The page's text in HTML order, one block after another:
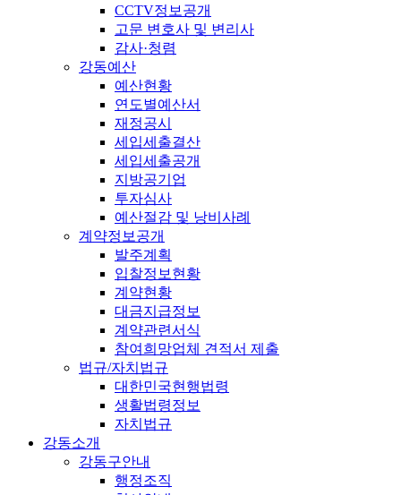
CCTV정보공개
고문 변호사 및 변리사
감사·청렴
강동예산
예산현황
연도별예산서
재정공시
세입세출결산
세입세출공개
지방공기업
투자심사
예산절감 및 낭비사례
계약정보공개
발주계획
입찰정보현황
계약현황
대금지급정보
계약관련서식
참여희망업체 견적서 제출
법규/자치법규
대한민국현행법령
생활법령정보
자치법규
강동소개
강동구안내
행정조직